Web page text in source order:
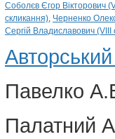
Соболєв Єгор Вікторович
скликання) Черненко
Сергій Владиславович (VIII
Павелко
Палатний